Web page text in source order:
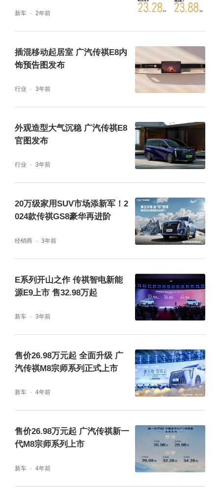
能化不足的问题。传祺E8荣耀系列采用全球领
传统MPV，同时支持原装正版、高度适配的H
UAWEI HiCar互联应用，满足驾乘娱乐需求。
传祺E8荣耀系列座椅采用2+2+3的7座设计，
配备了同级独有的二排双侧超级零重力座椅，
靠背最大可调至168°，瞬间变身舒适大床。搭
配图书馆级NVH静谧空间，为用户提供比SUV
更舒适的乘坐体验。
新车 2年前
插混移动起居室 广汽传祺E8内
饰预告图发布
行业 3年前
外观造型大气沉稳 广汽传祺E8
官图发布
行业 3年前
20万级家用SUV市场添新军！2
024款传祺GS8豪华再进阶
经销商 3年前
E系列开山之作 传祺智电新能
源E9上市 售32.98万起
新车 3年前
售价26.98万元起 全面升级 广
汽传祺M8宗师系列正式上市
新车 4年前
售价26.98万元起 广汽传祺新一
代M8宗师系列上市
新车 4年前